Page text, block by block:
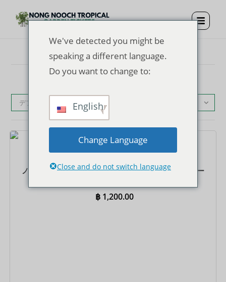
デフォルト表示
ノンヌッチ トロピカル ガーデン入場券 + ランチ + ショー
฿ 1,200.00
We've detected you might be
speaking a different language.
Do you want to change to:
English
Change Language
Close and do not switch language